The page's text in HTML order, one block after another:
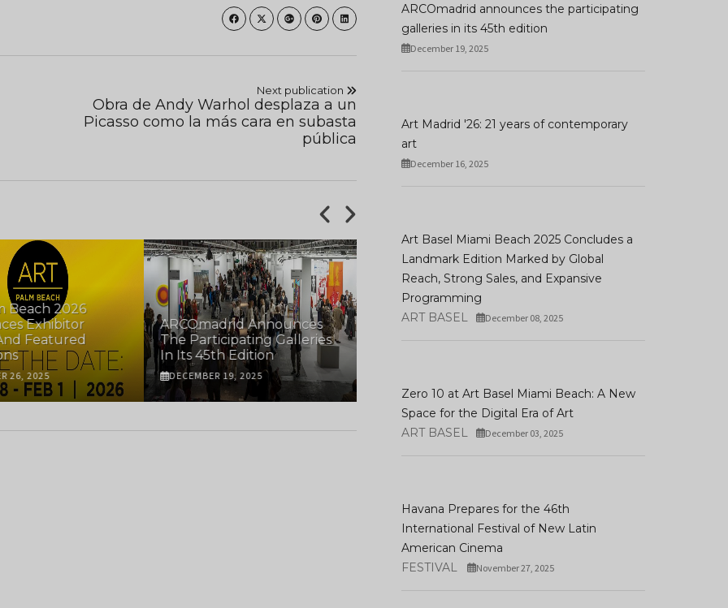
Next publication
Obra de Andy Warhol desplaza a un
Picasso como la más cara en subasta
pública
Beach 2026
Exhibitor
Featured
26, 2025
ARCOmadrid Announces
The Participating Galleries
In Its 45th Edition
DECEMBER 19, 2025
ARCOmadrid announces the participating
galleries in its 45th edition
December 19, 2025
Art Madrid '26: 21 years of contemporary
art
December 16, 2025
Art Basel Miami Beach 2025 Concludes a
Landmark Edition Marked by Global
Reach, Strong Sales, and Expansive
Programming
ART BASEL
December 08, 2025
Zero 10 at Art Basel Miami Beach: A New
Space for the Digital Era of Art
ART BASEL
December 03, 2025
Havana Prepares for the 46th
International Festival of New Latin
American Cinema
FESTIVAL
November 27, 2025